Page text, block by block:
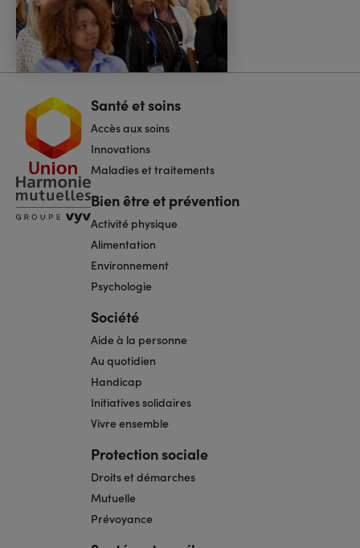
Navigation
pied
de
page
Santé et soins
Accès aux soins
Innovations
Maladies et traitements
Bien être et prévention
Activité physique
Alimentation
Environnement
Psychologie
Société
Aide à la personne
Au quotidien
Handicap
Initiatives solidaires
Vivre ensemble
Protection sociale
Droits et démarches
Mutuelle
Prévoyance